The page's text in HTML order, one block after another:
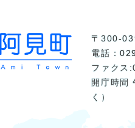
〒300-
電話：
ファクス
開庁時間
く）